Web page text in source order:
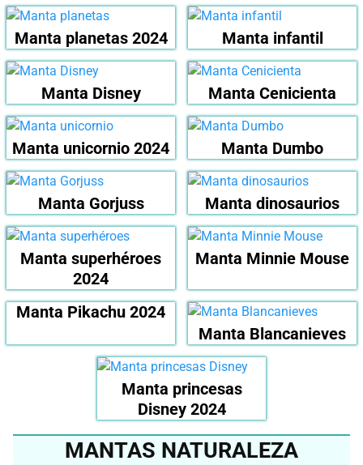
Manta planetas 2024 Manta infantil
Manta Disney Manta Cenicienta
Manta unicornio 2024 Manta Dumbo
Manta Gorjuss Manta dinosaurios
Manta superhéroes
2024
Manta Minnie Mouse
Manta Pikachu 2024
Manta Blancanieves
Manta princesas
Disney 2024
MANTAS NATURALEZA